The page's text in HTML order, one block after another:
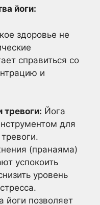
йоги:
здоровье не
справиться со
и
тревоги: Йога
для
(пранаяма)
успокоить
уровень
йоги позволяет